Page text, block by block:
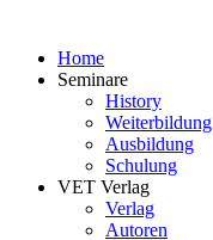
Home
Seminare
History
Weiterbildung
Ausbildung
Schulung
VET Verlag
Verlag
Autoren